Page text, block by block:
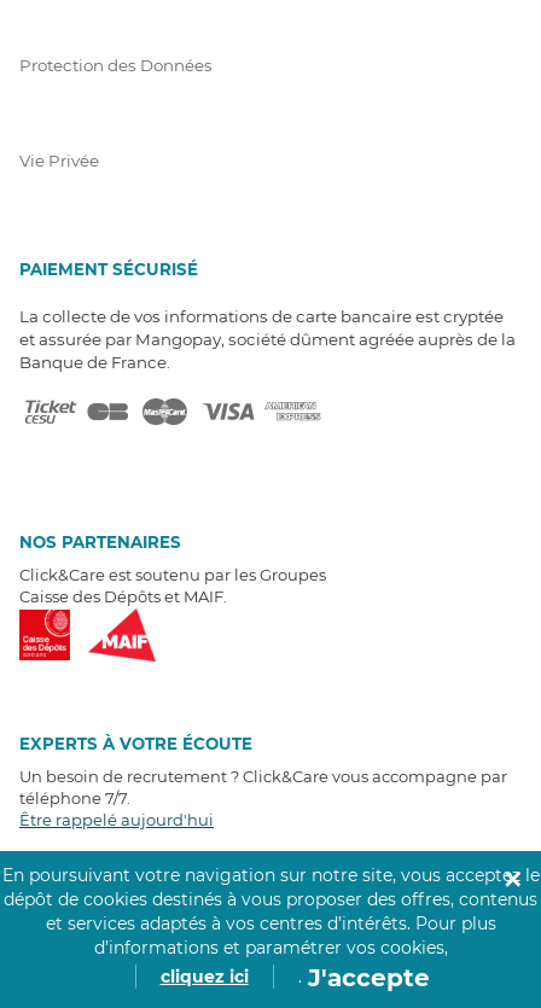
Protection des Données
Vie Privée
PAIEMENT SÉCURISÉ
La collecte de vos informations de carte bancaire est cryptée
et assurée par Mangopay, société dûment agréée auprès de la
Banque de France.
NOS PARTENAIRES
Click&Care est soutenu par les Groupes
Caisse des Dépôts et MAIF.
EXPERTS À VOTRE ÉCOUTE
Un besoin de recrutement ? Click&Care vous accompagne par
téléphone 7/7
Être rappelé aujourd'hui
T ÉMOIGNAGES CLIENTS
4,6/5
Avis clients
récoltés sur
Google
En poursuivant votre navigation sur notre site, vous acceptez le
dépôt de cookies destinés à vous proposer des offres, contenus
et services adaptés à vos centres d’intérêts. Pour plus
d’informations et paramétrer vos cookies,
cliquez ici
. J'accepte
✕